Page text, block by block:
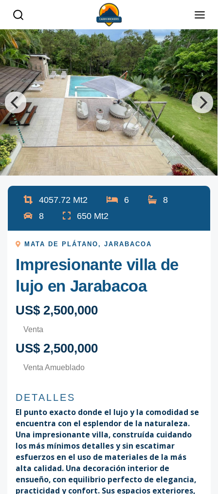
4057.72 Mt2 6
8
8
650 Mt2
MATA DE PLÁTANO ,JARABACOA
Impresionante villa de
lujo en Jarabacoa
US$ 2,500,000
Venta
US$ 2,500,000
Venta Amueblado
DETALLES
El punto exacto donde el lujo y la comodidad se
encuentra con el esplendor de la naturaleza.
Una impresionante villa, construída cuidando
los más mínimos detalles y sin escatimar
esfuerzos en el uso de materiales de la más
alta calidad. Una decoración interior de
ensueño, con equilibrio perfecto de elegancia,
practicidad y confort. Sus espacios exteriores,